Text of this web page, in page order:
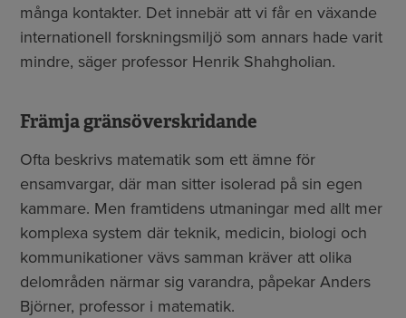
många kontakter. Det innebär att vi får en växande
internationell forskningsmiljö som annars hade varit
mindre, säger professor Henrik Shahgholian.
Främja gränsöverskridande
Ofta beskrivs matematik som ett ämne för
ensamvargar, där man sitter isolerad på sin egen
kammare. Men framtidens utmaningar med allt mer
komplexa system där teknik, medicin, biologi och
kommunikationer vävs samman kräver att olika
delområden närmar sig varandra, påpekar Anders
Björner, professor i matematik.